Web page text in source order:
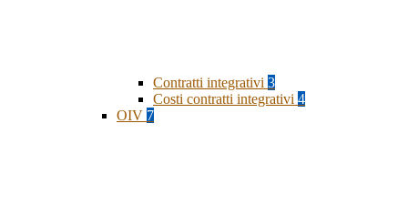
Contratti integrativi 3
Costi contratti integrativi 4
OIV 7